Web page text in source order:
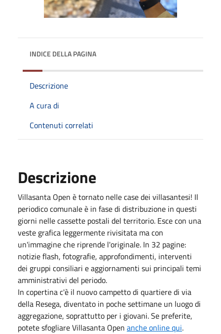
INDICE DELLA PAGINA
Descrizione
A cura di
Contenuti correlati
Descrizione
Villasanta Open è tornato nelle case dei villasantesi! Il
periodico comunale è in fase di distribuzione in questi
giorni nelle cassette postali del territorio. Esce con una
veste grafica leggermente rivisitata ma con
un'immagine che riprende l'originale. In 32 pagine:
notizie flash, fotografie, approfondimenti, interventi
dei gruppi consiliari e aggiornamenti sui principali temi
amministrativi del periodo.
In copertina c'è il nuovo campetto di quartiere di via
della Resega, diventato in poche settimane un luogo di
aggregazione, soprattutto per i giovani.Se preferite,
potete sfogliare Villasanta Open anche online qui.